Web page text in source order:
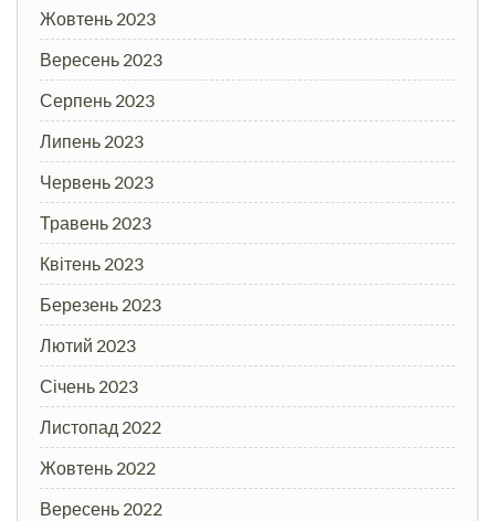
Жовтень 2023
Вересень 2023
Серпень 2023
Липень 2023
Червень 2023
Травень 2023
Квітень 2023
Березень 2023
Лютий 2023
Січень 2023
Листопад 2022
Жовтень 2022
Вересень 2022